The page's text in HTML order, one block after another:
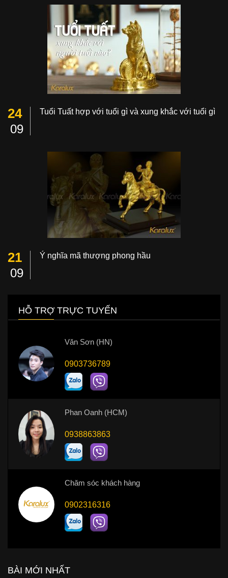
24
09
Tuổi Tuất hợp với tuổi gì và xung khắc với tuổi gì
21
09
Ý nghĩa mã thượng phong hầu
HỖ TRỢ TRỰC TUYẾN
Văn Sơn (HN)
0903736789
Phan Oanh (HCM)
0938863863
Chăm sóc khách hàng
0902316316
BÀI MỚI NHẤT